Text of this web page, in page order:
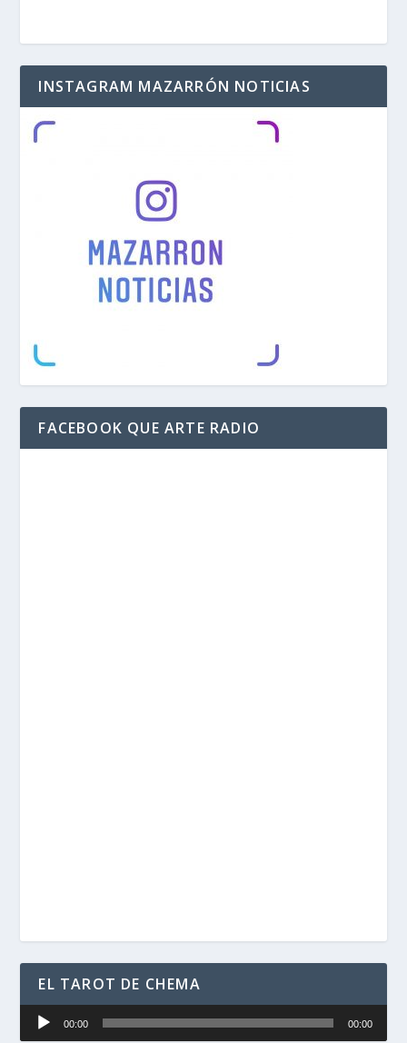
INSTAGRAM MAZARRÓN NOTICIAS
FACEBOOK QUE ARTE RADIO
EL TAROT DE CHEMA
Reproductor
00:00 00:00